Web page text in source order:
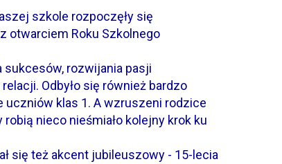
szkole rozpoczęły się
otwarciem Roku Szkolnego
sukcesów, rozwijania pasji
Odbyło się również bardzo
uczniów klas 1. A wzruszeni rodzice
nieco nieśmiało kolejny krok ku
się też akcent jubileuszowy - 15-lecia